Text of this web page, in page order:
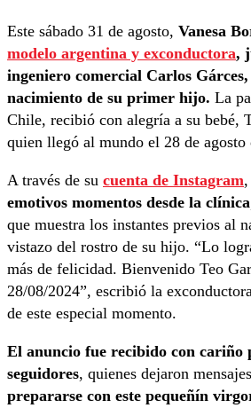
Este sábado 31 de agosto, Vanesa
modelo argentina y exconductora,
ingeniero comercial Carlos
nacimiento de su primer hijo. La
Chile, recibió con alegría a su bebé,
quien llegó al mundo el 28 de agosto
A través de su cuenta de Instagram,
emotivos momentos desde la clínica
que muestra los instantes previos al
vistazo del rostro de su hijo. “Lo
más de felicidad. Bienvenido Teo
28/08/2024”, escribió la
de este especial momento.
El anuncio fue recibido con cariño
seguidores, quienes dejaron
prepararse con este pequeñín